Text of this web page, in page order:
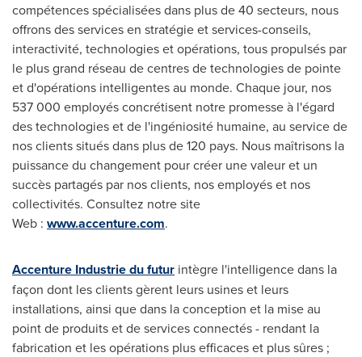
compétences spécialisées dans plus de 40 secteurs, nous
offrons des services en stratégie et services-conseils,
interactivité, technologies et opérations, tous propulsés par
le plus grand réseau de centres de technologies de pointe
et d'opérations intelligentes au monde. Chaque jour, nos
537 000 employés concrétisent notre promesse à l'égard
des technologies et de l'ingéniosité humaine, au service de
nos clients situés dans plus de 120 pays. Nous maîtrisons la
puissance du changement pour créer une valeur et un
succès partagés par nos clients, nos employés et nos
collectivités. Consultez notre site
Web : www.accenture.com.
Accenture Industrie du futur intègre l'intelligence dans la
façon dont les clients gèrent leurs usines et leurs
installations, ainsi que dans la conception et la mise au
point de produits et de services connectés - rendant la
fabrication et les opérations plus efficaces et plus sûres ;